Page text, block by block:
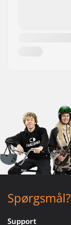
Spørgsmål?
Support